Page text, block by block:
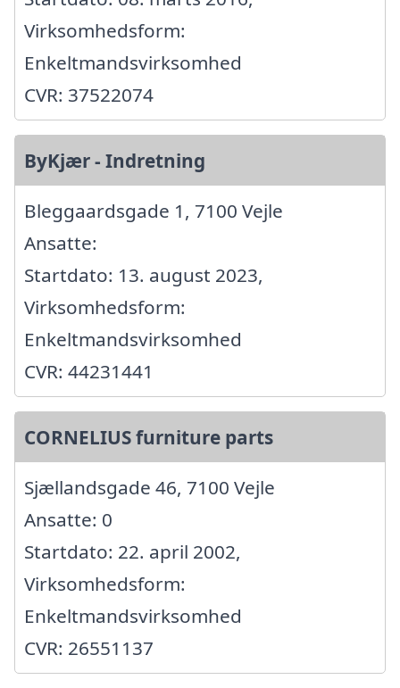
Virksomhedsform:
Enkeltmandsvirksomhed
CVR: 37522074
ByKjær - Indretning
Bleggaardsgade 1, 7100 Vejle
Ansatte:
Startdato: 13. august 2023,
Virksomhedsform:
Enkeltmandsvirksomhed
CVR: 44231441
CORNELIUS furniture parts
Sjællandsgade 46, 7100 Vejle
Ansatte: 0
Startdato: 22. april 2002,
Virksomhedsform:
Enkeltmandsvirksomhed
CVR: 26551137